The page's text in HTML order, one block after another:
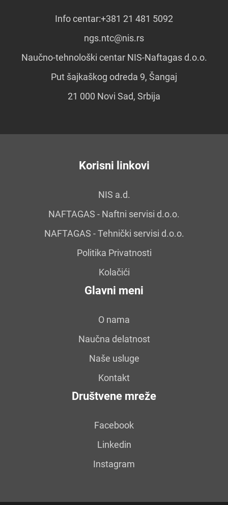
Info centar:+381 21 481 5092
ngs.ntc@nis.rs
Naučno-tehnološki centar NIS-Naftagas d.o.o.
Put šajkaškog odreda 9, Šangaj
21 000 Novi Sad, Srbija
Korisni linkovi
NIS a.d.
NAFTAGAS - Naftni servisi d.o.o.
NAFTAGAS - Tehnički servisi d.o.o.
Politika Privatnosti
Kolačići
Glavni meni
O nama
Naučna delatnost
Naše usluge
Kontakt
Društvene mreže
Facebook
Linkedin
Instagram